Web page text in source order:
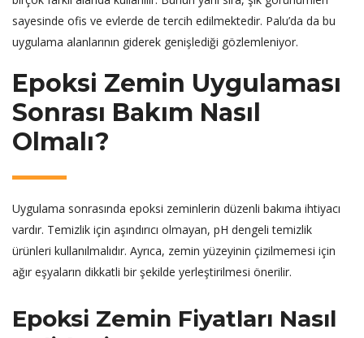
sayesinde ofis ve evlerde de tercih edilmektedir. Palu’da da bu
uygulama alanlarının giderek genişlediği gözlemleniyor.
Epoksi Zemin Uygulaması
Sonrası Bakım Nasıl
Olmalı?
Uygulama sonrasında epoksi zeminlerin düzenli bakıma ihtiyacı
vardır. Temizlik için aşındırıcı olmayan, pH dengeli temizlik
ürünleri kullanılmalıdır. Ayrıca, zemin yüzeyinin çizilmemesi için
ağır eşyaların dikkatli bir şekilde yerleştirilmesi önerilir.
Epoksi Zemin Fiyatları Nasıl